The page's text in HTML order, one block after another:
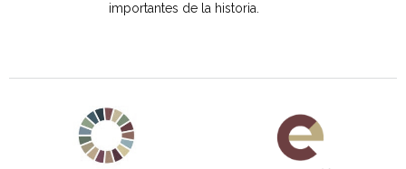
importantes de la historia.